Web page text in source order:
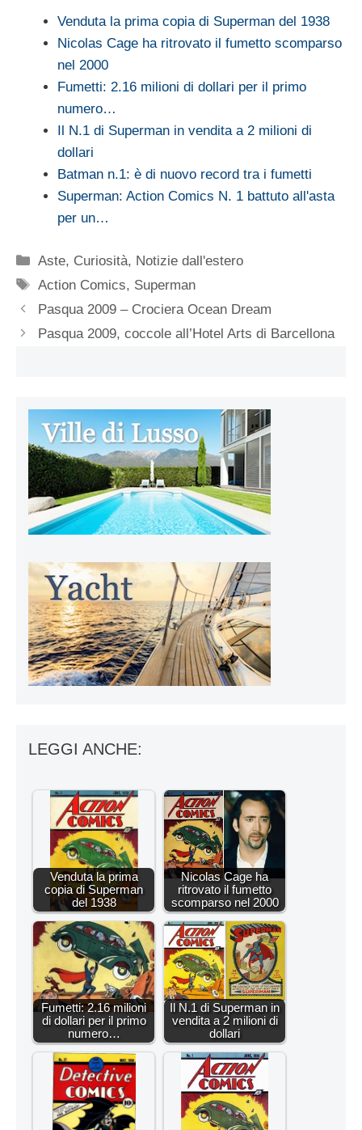
Venduta la prima copia di Superman del 1938
Nicolas Cage ha ritrovato il fumetto scomparso
nel 2000
Fumetti: 2.16 milioni di dollari per il primo
numero…
Il N.1 di Superman in vendita a 2 milioni di
dollari
Batman n.1: è di nuovo record tra i fumetti
Superman: Action Comics N. 1 battuto all'asta
per un…
Categorie
Aste, Curiosità, Notizie dall'estero
Tag
Action Comics, Superman
Pasqua 2009 – Crociera Ocean Dream
Pasqua 2009, coccole all’Hotel Arts di Barcellona
LEGGI ANCHE:
Venduta la prima
copia di Superman
del 1938
Nicolas Cage ha
ritrovato il fumetto
scomparso nel 2000
Fumetti: 2.16 milioni
di dollari per il primo
numero…
Il N.1 di Superman in
vendita a 2 milioni di
dollari